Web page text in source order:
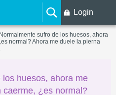
Login
Normalmente sufro de los huesos, ahora
normal? Ahora me duele la pierna
huesos, ahora me
caerme, ¿es normal?